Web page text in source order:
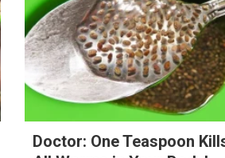
Doctor: One Teaspoon